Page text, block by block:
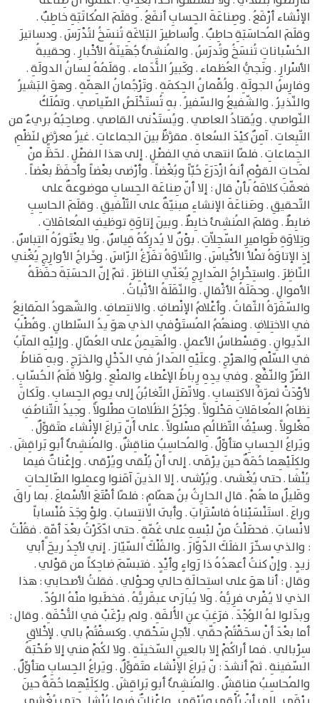
الإنْشاء أرْفَعُ . وصِناعَةَ الحِسابِ أنفَعُ . وقلَمَ المُكاتَبَةِ خاطِبٌ .
وقلَمَ المُحاسَبَةِ حاطِبٌ . وأساطيرَ البَلاغَةِ تُنسَخُ لتُدْرَسَ . ودساتيرَ
الحُسْباناتِ تُنسَخُ وتُدرَسُ . والمُنشِئُ جُهَينَةُ الأخْبارِ . وحقيبةُ
الأسْرارِ . ونَجيُّ العُظماء . وكَبيرُ النُّدَماء . وقلَمُهُ لِسانُ الدولَةِ .
وفارِسُ الجولَةِ . ولُقْمانُ الحِكمَةِ . وتَرْجُمانُ الهِمّةِ . وهوَ البَشيرُ
والنّذيرُ . والشّفيعُ والسّفيرُ . بهِ تُستَخْلَصُ الصّياصي . وتُملَكُ
النّواصي . ويُقتادُ العاصي . ويُستَدْنى القاصي . وصاحِبُهُ بريءٌ من
التّبِعاتِ . آمِنٌ كيْدَ السُعاةِ . مقرَّظٌ بينَ الجماعاتِ . غيرُ معرَّضٍ لنَظْمِ
الجِماعاتِ . فلمّا انتهى في الفصْلِ . إلى هذا الفصْلِ . لحَظَ منْ
لمَحاتِ القوْمِ أنهُ ازْدَرَعَ حُبّاً وبُغْضاً . وأرْضى بعْضاً وأحفَظَ بعْضاً .
فعقّبَ كلامَهُ بأنْ قال : إلا أنّ صِناعَة الحِسابِ موضوعةٌ على
التّحقيقِ . وصَناعَةَ الإنشاءِ مبنيّةٌ على التّلْفيقِ . وقلَمَ الحاسِبِ
ضابِطٌ . وقلمَ المُنشِئ خابِطٌ . وبينَ إتاوَةِ توظيفِ المُعامَلاتِ .
وتِلاوَةِ طَواميرِ السّجِلاّتِ . بوْنٌ لا يُدرِكُهُ قِياسٌ . ولا يعْتَورُهُ التِباسٌ .
إذِ الإتاوَةُ تمْلأ الأكْياسَ . والتّلاوَةُ تفَرِّغُ الرّاسَ . وخَراجُ الأوارِجِ يُغْني
النّاظِرَ . واستِخْراجُ المَدارِجِ يُعَنّي الناظِرَ . ثمّ إنّ الحسَبَةَ حفَظَةُ
الأموالِ . وحمَلَةُ الأثْقالِ . والنّقَلَةُ الأثْباتُ .
والسّفَرَةُ الثّقاتُ . وأعْلامُ الإنْصافِ . والانتِصافِ . والشّهودُ المَقانِعُ
في الاختِلافِ . ومنهُمُ المُستَوْفي الذي هوَ يدُ السّلطانِ . وقُطْبُ
الدّيوانِ . وقِسْطاسُ الأعملِ . والُهَيمِنُ على العُمّالِ . وإليْهِ المآبُ
في السّلْمِ والهرْجِ . وعلَيْهِ المَدارُ في الدّخْلِ والخرَجِ . وبهِ مَناطُ
الضّرّ والنّفْعِ . وفي يدِهِ رِباطُ الإعْطاء والمنْعِ . ولوْلا قلَمُ الحُسّابِ .
لأوْدَتْ ثمرَةُ الاكتِسابِ . ولاتّصَلَ التّغابُنُ إلى يومِ الحِسابِ . ولَكانَ
نِظامُ المُعامَلاتِ مَحْلولاً . وجُرْحُ الظُلاماتِ مطْلولاً . وجيدُ التّناصُفِ
مغْلولاً . وسيْفُ التّظالُمِ مسْلولاً . على أنّ يَراعَ الإنْشاء متَقوِّلٌ .
ويَراعُ الحِسابِ متأوِّلٌ . والمُحاسِبُ مناقِشٌ . والمُنشِئُ أبو بَراقِشَ .
ولكِلَيْهِما حُمَةٌ حينَ يرْقَى . إلى أنْ يُلْقى ويُرْقى . وإعْناتٌ فيما
يُنْشا . حتى يُغْشى . ويُرْشى . إلا الذينَ آمَنوا وعمِلوا الصّالِحاتِ
وقَليلٌ ما هُمْ . قال الحارِثُ بنُ همّامٍ : فلمّا أمْتَعَ الأسْماعَ . بما راقَ
وراعَ . استَنْسَبْناهُ فاسْتَرابَ . وأبَى الانتِسابَ . ولوْ وجَدَ مُنْساباً
لانْسابَ . فحصَلْتُ منْ لبْسِهِ على غُمّةٍ . حتى ادّكَرْتُ بعْدَ أمّةٍ . فقُلْتُ
: والذي سخّرَ الفلَكَ الدّوّارَ . والفُلْكَ السّيّارَ . إني لأجِدُ ريحَ أبي
زيدٍ . وإنْ كنتُ أعهدُهُ ذا رَواءٍ وأيْدٍ . فتبسّمَ ضاحِكاً من قوْلي .
وقال : أنا هوَ على استِحالَةِ حالي وحوْلي . فقلتُ لأصحابي : هذا
الذي لا يُفْرى فرِيُّهُ . ولا يُبارَى عبقَريُّهُ . فخطَبوا منْهُ الوُدّ .
وبذَلوا لهُ الوُجْدَ . فرَغِبَ عنِ الأُلفَةِ . ولم يرْغَبْ في التُّحْفَةِ . وقال :
أما بعْدَ أنْ سحَقْتُمْ حقّي . لأجلِ سَحْقي . وكسفْتُمْ بالي . لإخْلاقِ
سِرْبالي . فما أراكُمْ إلا بالعينِ السّخينَةِ . ولا لكُمْ مني إلا صُحْبَةُ
السّفينةِ . ثمّ أنشدَ : نّ يَراعَ الإنْشاء متَقوِّلٌ . ويَراعُ الحِسابِ متأوِّلٌ .
والمُحاسِبُ مناقِشٌ . والمُنشِئُ أبو بَراقِشَ . ولكِلَيْهِما حُمَةٌ حينَ